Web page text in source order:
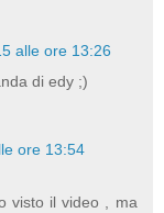
alle ore 13:26
di edy ;)
ore 13:54
visto il video , ma